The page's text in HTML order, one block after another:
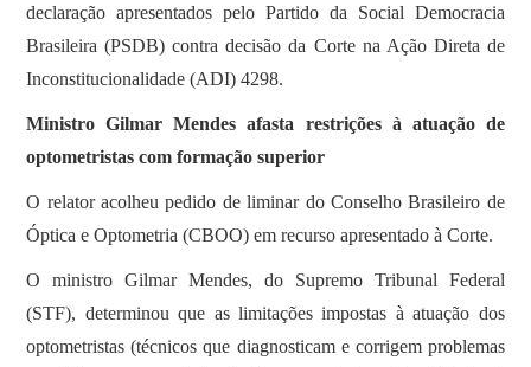
declaração apresentados pelo Partido da Social Democracia
Brasileira (PSDB) contra decisão da Corte na Ação Direta de
Inconstitucionalidade (ADI) 4298.
Ministro Gilmar Mendes afasta restrições à atuação de
optometristas com formação superior
O relator acolheu pedido de liminar do Conselho Brasileiro de
Óptica e Optometria (CBOO) em recurso apresentado à Corte.
O ministro Gilmar Mendes, do Supremo Tribunal Federal
(STF), determinou que as limitações impostas à atuação dos
optometristas (técnicos que diagnosticam e corrigem problemas